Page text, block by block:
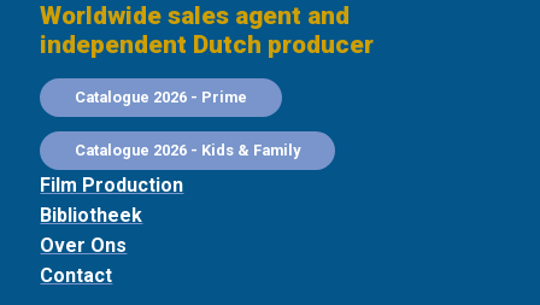
Worldwide sales agent and
independent Dutch producer
Catalogue 2026 - Prime
Catalogue 2026 - Kids & Family
Film Production
Bibliotheek
Over Ons
Contact